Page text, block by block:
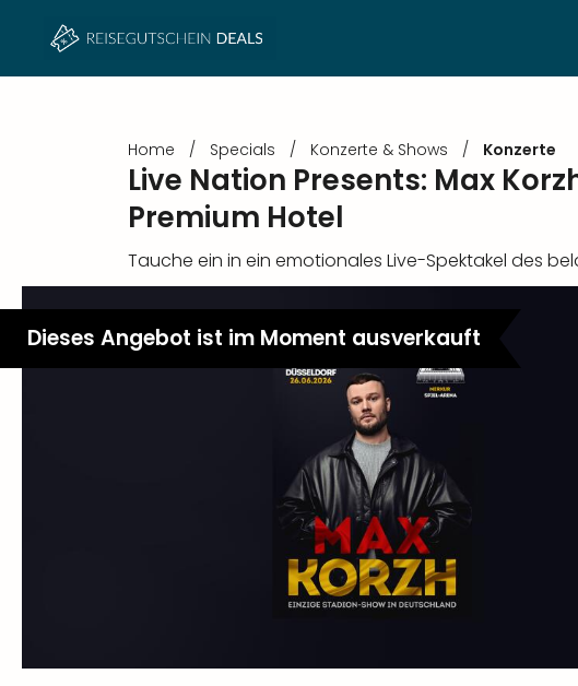
Home / Specials / Konzerte & Shows / Konzerte
Live Nation Presents: Max
Premium Hotel
Tauche ein in ein emotionales Live-Spektakel des
Dieses Angebot ist im Moment ausverkauft